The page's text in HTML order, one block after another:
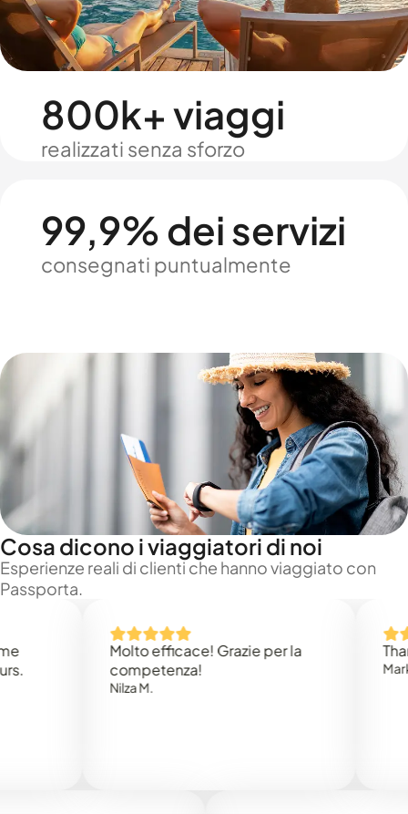
800k+ viaggi
realizzati senza sforzo
99,9% dei servizi
consegnati puntualmente
Cosa dicono i viaggiatori di noi
Esperienze reali di clienti che hanno viaggiato con
Passporta.
Molto efficace! Grazie per la
competenza!
Thank